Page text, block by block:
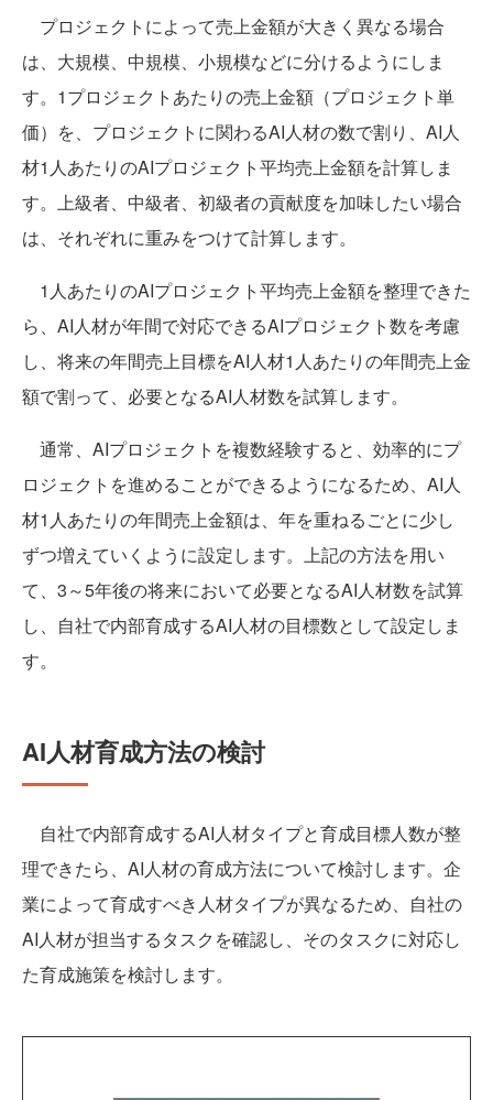
プロジェクトによって売上金額が大きく異なる場合
は、大規模、中規模、小規模などに分けるようにしま
す。1プロジェクトあたりの売上金額（プロジェクト単
価）を、プロジェクトに関わるAI人材の数で割り、AI人
材1人あたりのAIプロジェクト平均売上金額を計算しま
す。上級者、中級者、初級者の貢献度を加味したい場合
は、それぞれに重みをつけて計算します。
1人あたりのAIプロジェクト平均売上金額を整理できた
ら、AI人材が年間で対応できるAIプロジェクト数を考慮
し、将来の年間売上目標をAI人材1人あたりの年間売上金
額で割って、必要となるAI人材数を試算します。
通常、AIプロジェクトを複数経験すると、効率的にプ
ロジェクトを進めることができるようになるため、AI人
材1人あたりの年間売上金額は、年を重ねるごとに少し
ずつ増えていくように設定します。上記の方法を用い
て、3～5年後の将来において必要となるAI人材数を試算
し、自社で内部育成するAI人材の目標数として設定しま
す。
AI人材育成方法の検討
自社で内部育成するAI人材タイプと育成目標人数が整
理できたら、AI人材の育成方法について検討します。企
業によって育成すべき人材タイプが異なるため、自社の
AI人材が担当するタスクを確認し、そのタスクに対応し
た育成施策を検討します。